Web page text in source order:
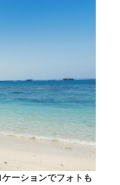
ーションでフォトも